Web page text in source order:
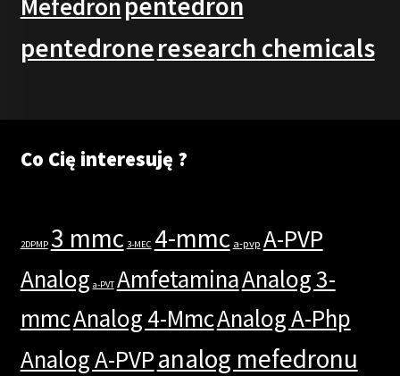
pentedroneresearch chemicals
Co Cię interesuję ?
2DPMP 3 mmc 3-MEC 4-mmc a-pvp A-PVP
Analog a-PVT AmfetaminaAnalog 3-
mmcAnalog 4-MmcAnalog A-Php
Analog A-PVPanalog mefedronu